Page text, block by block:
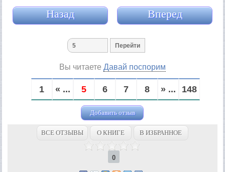
Назад Вперед
Вы читаете Давай поспорим
1 « ... 5 6 7 8 » ... 148
Добавить отзыв
ВСЕ ОТЗЫВЫ О КНИГЕ В ИЗБРАННОЕ
0